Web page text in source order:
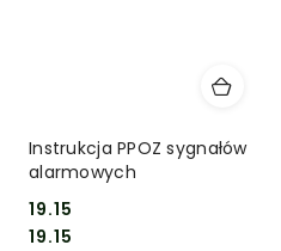
Instrukcja PPOZ sygnałów
alarmowych
Cena:
19.15
Cena:
19.15